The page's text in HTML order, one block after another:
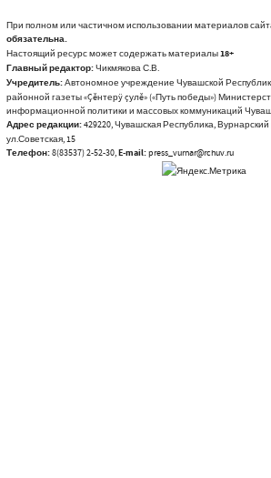
При полном или частичном использовании материалов
обязательна.
Настоящий ресурс может содержать материалы18+
Главный редактор:Чикмякова С.В.
Учредитель:Автономное учреждение Чувашской
районной газеты «Çĕнтерÿ çулĕ» («Путь победы»)
информационной политики и массовых коммуникаций
Адрес редакции:429220, Чувашская Республика,
ул.Советская, 15
Телефон:8(83537) 2-52-30,E-mail:press_vurnar@rchuv.ru